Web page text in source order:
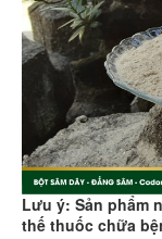
Lưu ý: Sản phẩm
thế thuốc chữa